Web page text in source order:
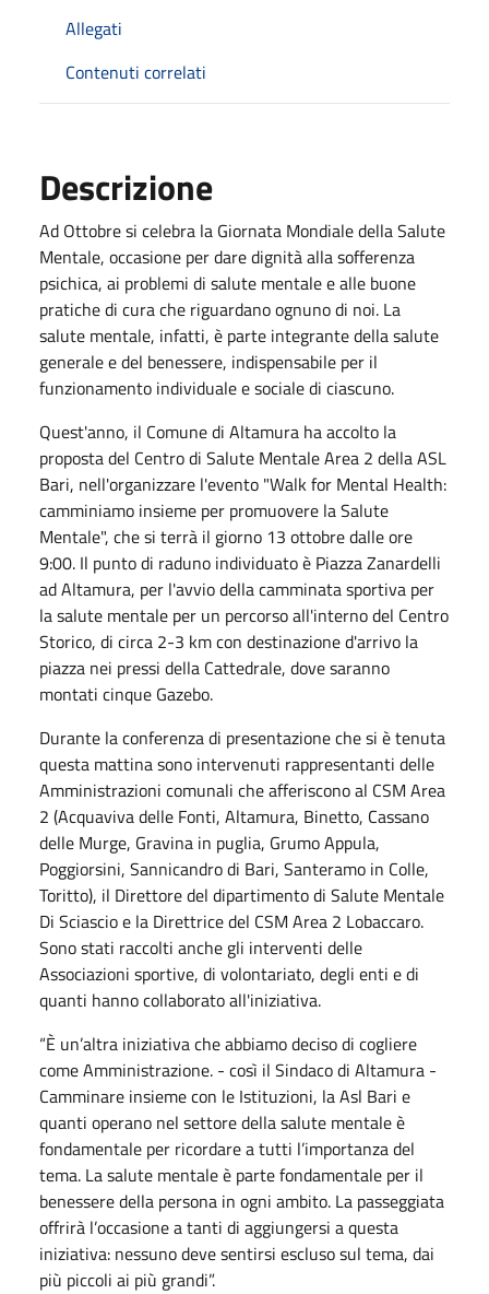
Allegati
Contenuti correlati
Descrizione
Ad Ottobre si celebra la Giornata Mondiale della Salute
Mentale, occasione per dare dignità alla sofferenza
psichica, ai problemi di salute mentale e alle buone
pratiche di cura che riguardano ognuno di noi. La
salute mentale, infatti, è parte integrante della salute
generale e del benessere, indispensabile per il
funzionamento individuale e sociale di ciascuno.
Quest'anno, il Comune di Altamura ha accolto la
proposta del Centro di Salute Mentale Area 2 della ASL
Bari, nell'organizzare l'evento "Walk for Mental Health:
camminiamo insieme per promuovere la Salute
Mentale", che si terrà il giorno 13 ottobre dalle ore
9:00. Il punto di raduno individuato è Piazza Zanardelli
ad Altamura, per l'avvio della camminata sportiva per
la salute mentale per un percorso all'interno del Centro
Storico, di circa 2-3 km con destinazione d'arrivo la
piazza nei pressi della Cattedrale, dove saranno
montati cinque Gazebo.
Durante la conferenza di presentazione che si è tenuta
questa mattina sono intervenuti rappresentanti delle
Amministrazioni comunali che afferiscono al CSM Area
2 (Acquaviva delle Fonti, Altamura, Binetto, Cassano
delle Murge, Gravina in puglia, Grumo Appula,
Poggiorsini, Sannicandro di Bari, Santeramo in Colle,
Toritto), il Direttore del dipartimento di Salute Mentale
Di Sciascio e la Direttrice del CSM Area 2 Lobaccaro.
Sono stati raccolti anche gli interventi delle
Associazioni sportive, di volontariato, degli enti e di
quanti hanno collaborato all'iniziativa.
“È un’altra iniziativa che abbiamo deciso di cogliere
come Amministrazione. - così il Sindaco di Altamura -
Camminare insieme con le Istituzioni, la Asl Bari e
quanti operano nel settore della salute mentale è
fondamentale per ricordare a tutti l’importanza del
tema. La salute mentale è parte fondamentale per il
benessere della persona in ogni ambito. La passeggiata
offrirà l’occasione a tanti di aggiungersi a questa
iniziativa: nessuno deve sentirsi escluso sul tema, dai
più piccoli ai più grandi”.